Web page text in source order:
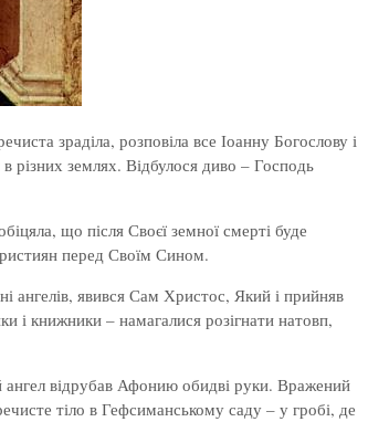
зраділа, розповіла все Іоанну Богослову і
різних землях. Відбулося диво – Господь
що після Своєї земної смерті буде
перед Своїм Сином.
ангелів, явився Сам Христос, Який і прийняв
і книжники – намагалися розігнати натовп,
ангел відрубав Афонию обидві руки. Вражений
тіло в Гефсиманському саду – у гробі, де